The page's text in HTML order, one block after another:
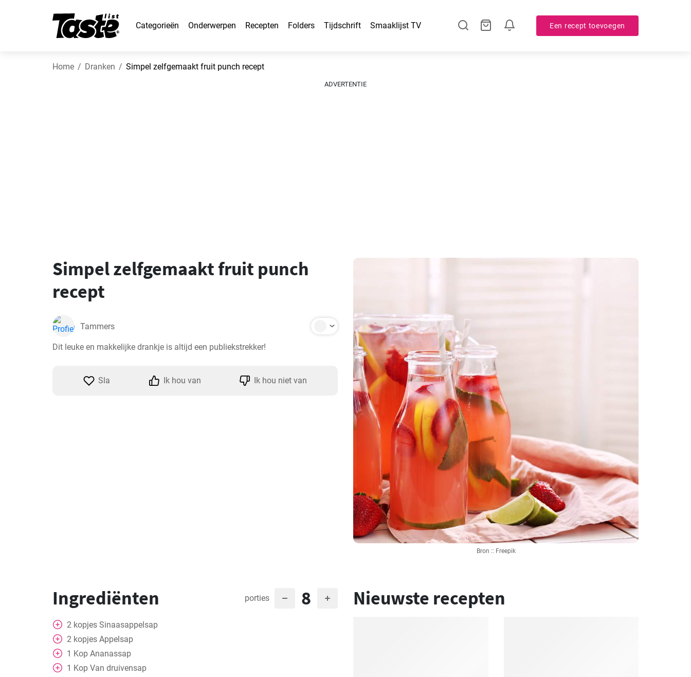
Categorieën Onderwerpen Recepten Folders Tijdschrift Smaaklijst TV Een recept toevoegen
Home Dranken Simpel zelfgemaakt fruit punch recept
ADVERTENTIE
Bron :: Freepik
Simpel zelfgemaakt fruit punch
recept
Tammers
Dit leuke en makkelijke drankje is altijd een publiekstrekker!
Sla Ik hou van Ik hou niet van
Ingrediënten porties 8
2 kopjes Sinaasappelsap
2 kopjes Appelsap
1 Kop Ananassap
1 Kop Van druivensap
Nieuwste recepten